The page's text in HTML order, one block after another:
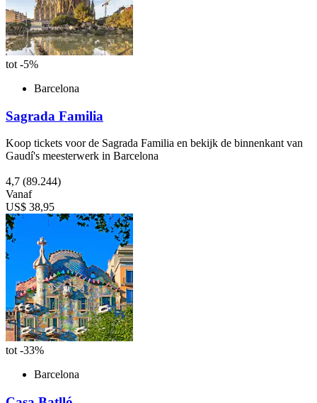
tot -5%
Barcelona
Sagrada Familia
Koop tickets voor de Sagrada Familia en bekijk de binnenkant van
Gaudí's meesterwerk in Barcelona
4,7 (89.244)
Vanaf
US$ 38,95
tot -33%
Barcelona